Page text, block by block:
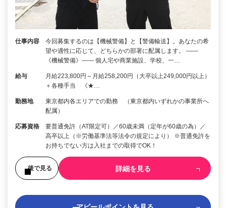
仕事内容
今回募集するのは【機械警備】と【警備輸送】。あなたの希
望や適性に応じて、どちらかの部署に配属します。 ――
《機械警備》―― 個人宅や商業施設、学校、一…
給与
月給223,800円～月給258,200円（大卒以上249,000円以上）
＋各種手当 《★…
勤務地
東京都内各エリアでの勤務 （東京都内いずれかの事業所へ
配属）
応募資格
要普通免許（AT限定可）／60歳未満（定年が60歳の為）／
高卒以上（※労働基準法等法令の規定により） ※普通免許を
お持ちでない方は入社までの取得でOK！
後で見る 詳細を見る